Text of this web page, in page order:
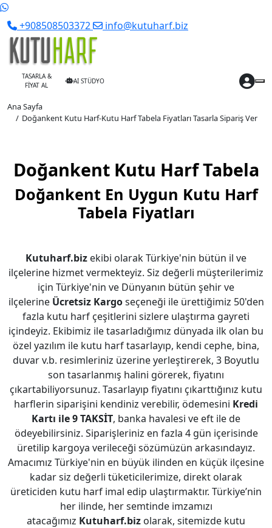
+908508503372 info@kutuharf.biz
TASARLA &
FİYAT AL
AI STÜDYO
Ana Sayfa
Doğankent Kutu Harf-Kutu Harf Tabela Fiyatları Tasarla Sipariş Ver
Doğankent Kutu Harf Tabela
Doğankent En Uygun Kutu Harf
Tabela Fiyatları
Kutuharf.biz ekibi olarak Türkiye'nin bütün il ve
ilçelerine hizmet vermekteyiz. Siz değerli müşterilerimiz
için Türkiye'nin ve Dünyanın bütün şehir ve
ilçelerine Ücretsiz Kargoseçeneği ile ürettiğimiz 50'den
fazla kutu harf çeşitlerini sizlere ulaştırma gayreti
içindeyiz. Ekibimiz ile tasarladığımız dünyada ilk olan bu
özel yazılım ile kutu harf tasarlayıp, kendi cephe, bina,
duvar v.b. resimleriniz üzerine yerleştirerek, 3 Boyutlu
son tasarlanmış halini görerek, fiyatını
çıkartabiliyorsunuz. Tasarlayıp fiyatını çıkarttığınız kutu
harflerin siparişini kendiniz verebilir, ödemesini Kredi
Kartı ile 9 TAKSİT, banka havalesi ve eft ile de
ödeyebilirsiniz. Siparişleriniz en fazla 4 gün içerisinde
üretilip kargoya verileceği sözümüzün arkasındayız.
Amacımız Türkiye'nin en büyük ilinden en küçük ilçesine
kadar siz değerli tüketicilerimize, direkt olarak
üreticiden kutu harf imal edip ulaştırmaktır. Türkiye’nin
her ilinde, her semtinde imzamızı
atacağımız Kutuharf.biz olarak, sitemizde kutu